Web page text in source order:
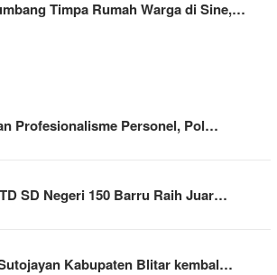
Timpa Rumah Warga di Sine,…
Profesionalisme Personel, Pol…
SD Negeri 150 Barru Raih Juar…
Kabupaten Blitar kembal…